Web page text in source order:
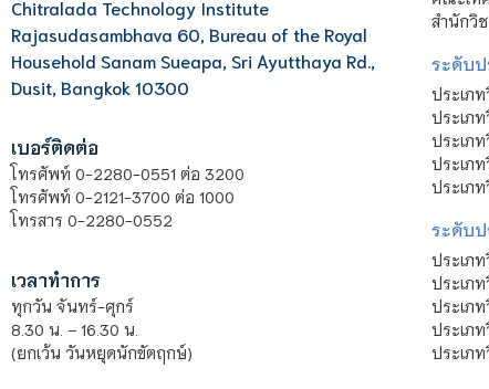
Chitralada Technology Institute
Rajasudasambhava 60, Bureau of the Royal
Household Sanam Sueapa, Sri Ayutthaya Rd.,
Dusit, Bangkok 10300
เบอร์ติดต่อ
โทรศัพท์ 0-2280-0551 ต่อ 3200
โทรศัพท์ 0-2121-3700 ต่อ 1000
โทรสาร 0-2280-0552
เวลาทำการ
ทุกวัน จันทร์-ศุกร์
8.30 น. – 16.30 น.
(ยกเว้น วันหยุดนักขัตฤกษ์)
สำนักวิ
ระดับป
ประเภ
ประเภ
ประเภ
ประเภ
ประเภ
ระดับ
ประเภ
ประเภ
ประเภ
ประเภ
ประเภ